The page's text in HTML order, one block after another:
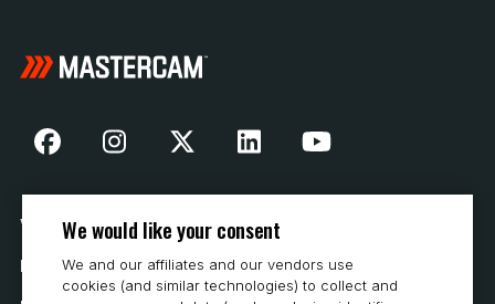
Vår historia
Hur man köper
We would like your consent
We and our affiliates and our vendors use
cookies (and similar technologies) to collect and